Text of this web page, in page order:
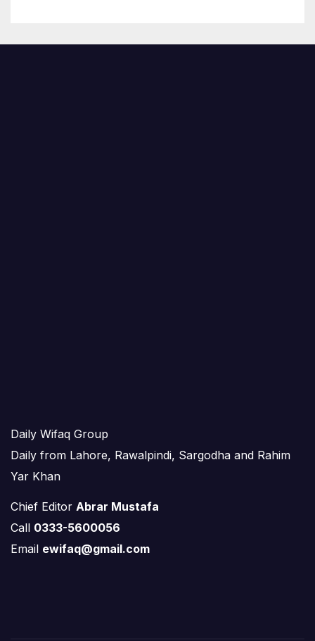
Daily Wifaq Group
Daily from Lahore, Rawalpindi, Sargodha and Rahim
Yar Khan
Chief Editor Abrar Mustafa
Call 0333-5600056
Email ewifaq@gmail.com